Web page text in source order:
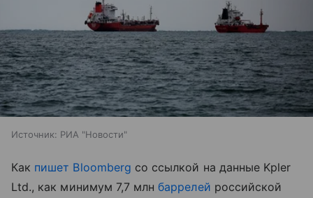
Источник: РИА "Новости"
Как пишет Bloomberg со ссылкой на данные Kpler
Ltd., как минимум 7,7 млнбаррелей российской